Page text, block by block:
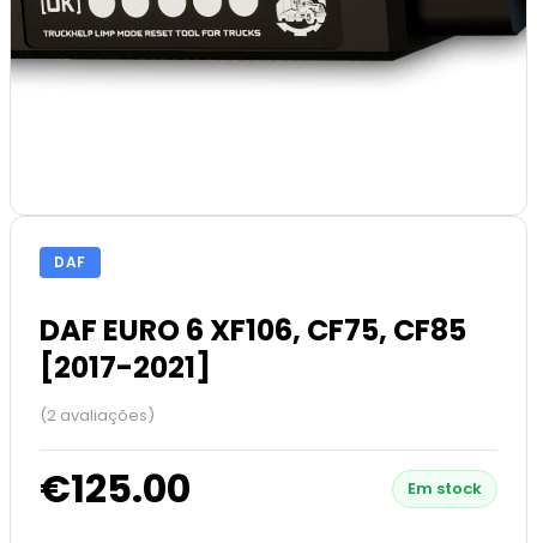
DAF
DAF EURO 6 XF106, CF75, CF85
[2017-2021]
(2 avaliações)
€125.00 Em stock